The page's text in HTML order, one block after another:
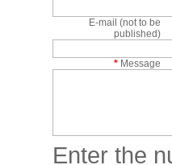
E-mail (not to be
published)
* Message
Enter the